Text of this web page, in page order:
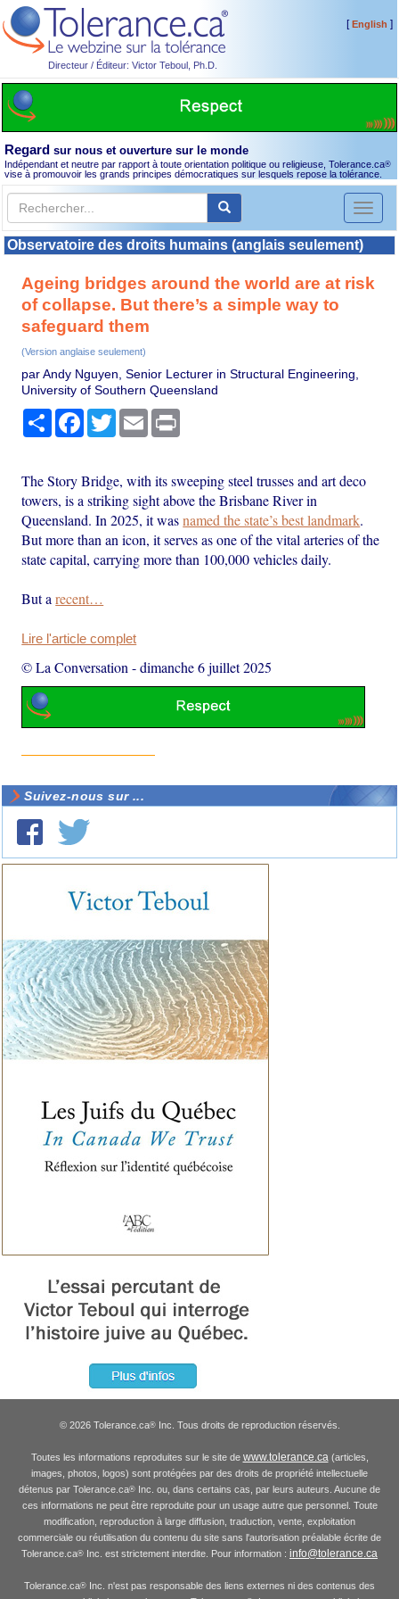
Directeur / Éditeur: Victor Teboul, Ph.D.
[English ]
Regard sur nous et ouverture sur le monde
Indépendant et neutre par rapport à toute orientation politique ou religieuse, Tolerance.ca®
vise à promouvoir les grands principes démocratiques sur lesquels repose la tolérance.
Toggle
Observatoire des droits humains (anglais seulement)
Ageing bridges around the world are at risk
of collapse. But there’s a simple way to
safeguard them
(Version anglaise seulement)
par Andy Nguyen, Senior Lecturer in Structural Engineering,
University of Southern Queensland
PartagerFacebook
TwitterEmail
The Story Bridge, with its sweeping steel trusses and art deco
towers, is a striking sight above the Brisbane River in
Queensland. In 2025, it wasnamed the state’s best landmark.
But more than an icon, it serves as one of the vital arteries of the
state capital, carrying more than 100,000 vehicles daily.
But arecent…
Lire l'article complet
© La Conversation -dimanche 6 juillet 2025
Suivez-nous sur ...
© 2026 Tolerance.ca®Inc. Tous droits de reproduction réservés.
Toutes les informations reproduites sur le site de www.tolerance.ca(articles,
images, photos, logos) sont protégées par des droits de propriété intellectuelle
détenus par Tolerance.ca® Inc. ou, dans certains cas, par leurs auteurs. Aucune de
ces informations ne peut être reproduite pour un usage autre que personnel. Toute
modification, reproduction à large diffusion, traduction, vente, exploitation
commerciale ou réutilisation du contenu du site sans l'autorisation préalable écrite de
Tolerance.ca® Inc. est strictement interdite. Pour information : info@tolerance.ca
Tolerance.ca® Inc. n'est pas responsable des liens externes ni des contenus des